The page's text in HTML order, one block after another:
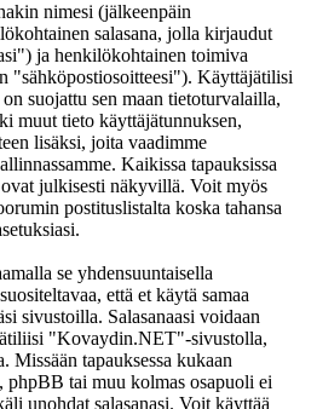
nimesi (jälkeenpäin
salasana, jolla kirjaudut
ja henkilökohtainen toimiva
"sähköpostiosoitteesi"). Käyttäjätilisi
suojattu sen maan tietoturvalailla,
muut tieto käyttäjätunnuksen,
lisäksi, joita vaadimme
Kaikissa tapauksissa
julkisesti näkyvillä. Voit myös
postituslistalta koska tahansa
se yhdensuuntaisella
että et käytä samaa
sivustoilla. Salasanaasi voidaan
"Kovaydin.NET"-sivustolla,
Missään tapauksessa kukaan
tai muu kolmas osapuoli ei
unohdat salasanasi. Voit käyttää